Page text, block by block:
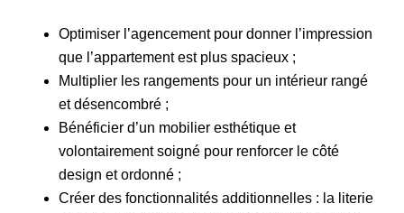
Optimiser l’agencement pour donner l’impression
que l’appartement est plus spacieux ;
Multiplier les rangements pour un intérieur rangé
et désencombré ;
Bénéficier d’un mobilier esthétique et
volontairement soigné pour renforcer le côté
design et ordonné ;
Créer des fonctionnalités additionnelles : la literie